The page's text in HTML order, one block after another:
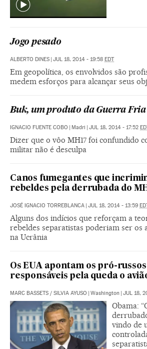
Jogo pesado
ALBERTO DINES | JUL 18, 2014 - 19:58 EDT
Em geopolítica, os envolvidos são
medem esforços para alcançar seus
Buk, um produto da Guerra Fria
IGNACIO FUENTE COBO | Madri | JUL 18, 2014 - 17:52
Dizer que o vôo MH17 foi confundido
militar não é desculpa
Canos fumegantes que
rebeldes pela derrubada do
JOSÉ IGNACIO TORREBLANCA | JUL 18, 2014 - 13:59
Alguns dos indícios que reforçam a
rebeldes separatistas poderiam ser os
na Ucrânia
Os EUA apontam os pró-
responsáveis pela queda o
MARC BASSETS / SILVIA AYUSO | Washington | JUL 18,
Obama:
vindo de